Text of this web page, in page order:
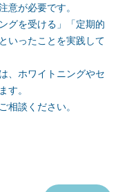
が必要です。
グを受ける」「定期的
いったことを実践して
、ホワイトニングやセ
。
談ください。